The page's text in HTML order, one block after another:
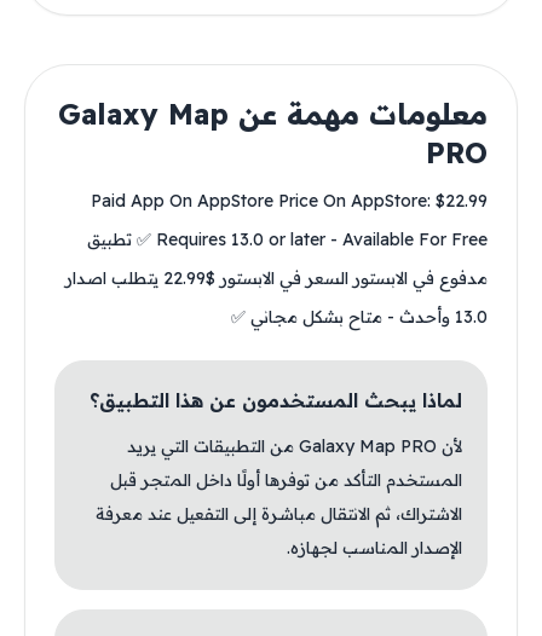
معلومات مهمة عن Galaxy Map
PRO
Paid App On AppStore Price On AppStore: $22.99
Requires 13.0 or later - Available For Free ✅ تطبيق
مدفوع في الابستور السعر في الابستور $22.99 يتطلب اصدار
13.0 وأحدث - متاح بشكل مجاني ✅
لماذا يبحث المستخدمون عن هذا التطبيق؟
لأن Galaxy Map PRO من التطبيقات التي يريد
المستخدم التأكد من توفرها أولًا داخل المتجر قبل
الاشتراك، ثم الانتقال مباشرة إلى التفعيل عند معرفة
الإصدار المناسب لجهازه.